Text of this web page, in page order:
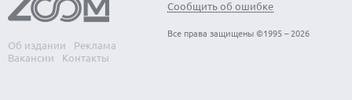
Об издании
Реклама
Вакансии
Контакты
Сообщить об ошибке
Все права защищены ©1995 – 2026